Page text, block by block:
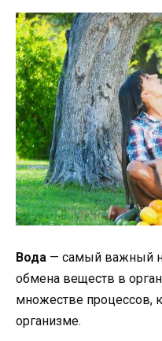
Вода — самый важный
обмена веществ в
множестве процессов,
организме.